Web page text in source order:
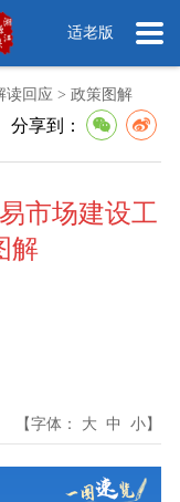
适老版
读回应 > 政策图解
分享到：
市场建设工
解
【字体： 大 中 小】